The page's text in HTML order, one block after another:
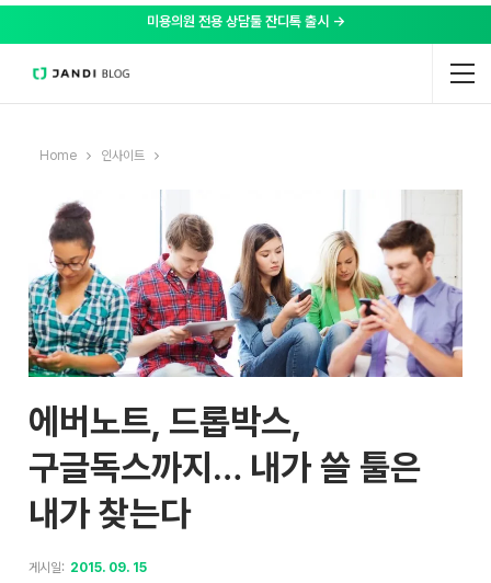
미용의원 전용 상담툴 잔디톡 출시 →
Home 인사이트
에버노트, 드롭박스,
구글독스까지… 내가 쓸 툴은
내가 찾는다
게시일: 2015. 09. 15